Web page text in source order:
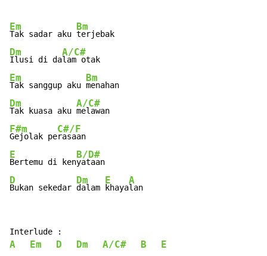
Em
Tak sadar aku
Bm
Dm
Ilusi di da
A/C#
Em
Tak sanggup aku
Bm
Dm
Tak kuasa aku
A/C#
F#m
Gejolak pe
C#/F
E
Bertemu di ken
B/D#
D
Bukan sekedar
Dm
dalam
E
khaya
A
lan
A Em D Dm A/C# B E